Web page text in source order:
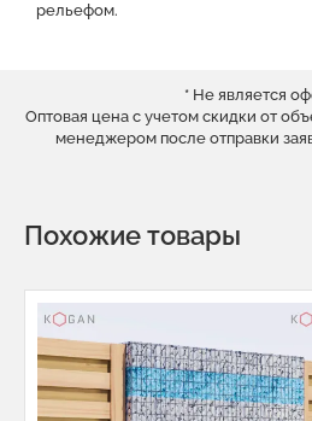
рельефом.
* Не является
Оптовая цена с учетом скидки от
менеджером после отправки
Похожие товары